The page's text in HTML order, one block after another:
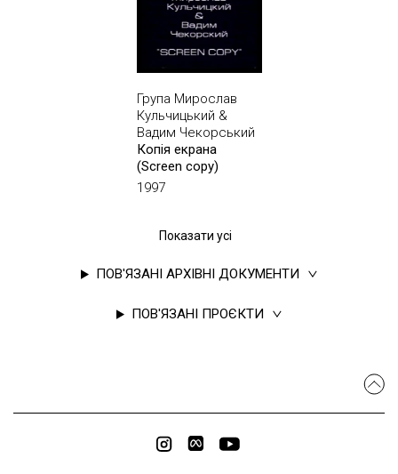
Група Мирослав
Кульчицький &
Вадим Чекорський
Копія екрана
(Screen copy)
1997
Показати усі
ПОВ'ЯЗАНІ АРХІВНІ ДОКУМЕНТИ
ПОВ'ЯЗАНІ ПРОЄКТИ